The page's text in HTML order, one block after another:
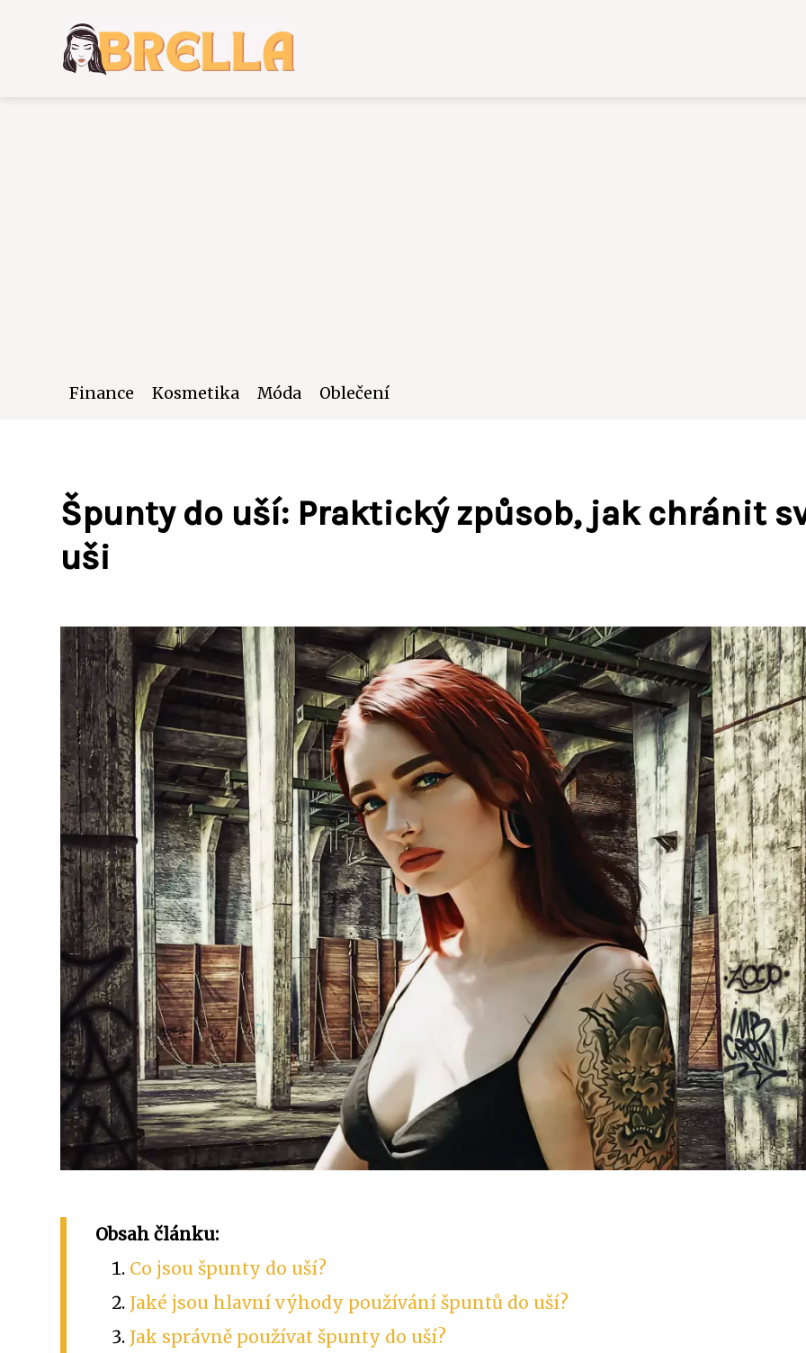
Finance Kosmetika Móda Oblečení
Špunty do uší: Praktický způsob, jak chránit
uši
Obsah článku:
Co jsou špunty do uší?
Jaké jsou hlavní výhody používání špuntů do uší?
Jak správně používat špunty do uší?